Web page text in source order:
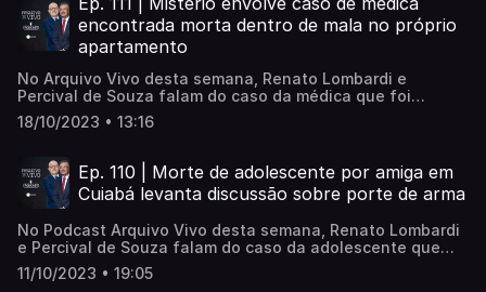
encontrada morta dentro de mala no próprio
apartamento
No Arquivo Vivo desta semana, Renato Lombardi e
Percival de Souza falam do caso da médica que foi
encontrada morta dentro de mala no próprio apartamento
no interior de São Paulo. O namorado suspeito de matar a
cruel, traição e feminicídio. Confira!
18/10/2023 • 13:16
Ep. 110 | Morte de adolescente por amiga em
Cuiabá levanta discussão sobre porte de arma
No Podcast Arquivo Vivo desta semana, Renato Lombardi
e Percival de Souza falam do caso da adolescente que
matou a própria amiga em um condomínio de luxo de
Cuiabá (MT). De um lado, a versão de disparo acidental.
11/10/2023 • 19:05